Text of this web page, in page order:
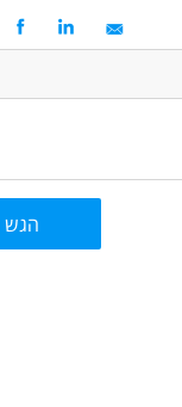
דייקנות ויכולת התנסחות
הגש